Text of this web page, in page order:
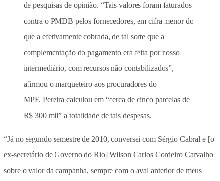
de pesquisas de opinião. “Tais valores foram faturados
contra o PMDB pelos fornecedores, em cifra menor do
que a efetivamente cobrada, de tal sorte que a
complementação do pagamento era feita por nosso
intermediário, com recursos não contabilizados”,
afirmou o marqueteiro aos procuradores do
MPF. Pereira calculou em “cerca de cinco parcelas de
R$ 300 mil” a totalidade de tais despesas.
“Já no segundo semestre de 2010, conversei com Sérgio Cabral e [o
ex-secretário de Governo do Rio] Wilson Carlos Cordeiro Carvalho
sobre o valor da campanha, sempre com o aval anterior de meus